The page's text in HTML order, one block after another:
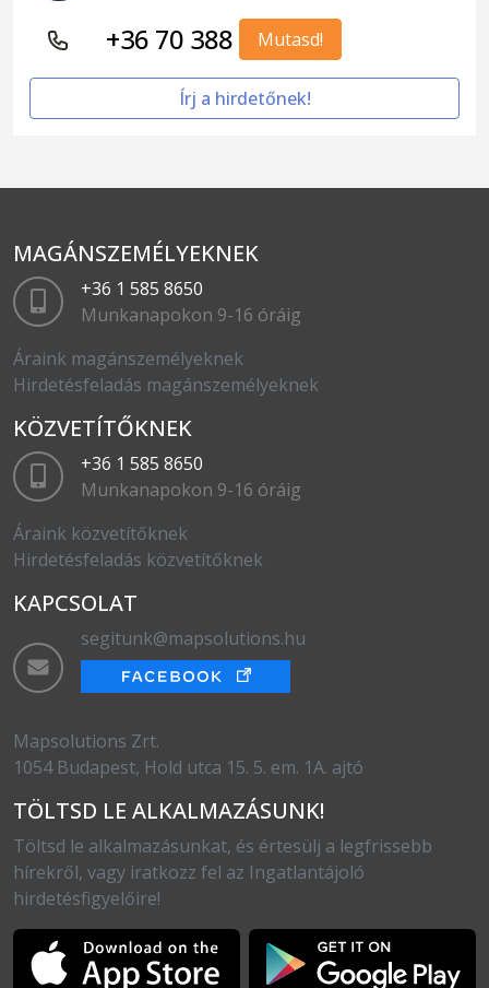
+36 70 388 Mutasd!
Írj a hirdetőnek!
MAGÁNSZEMÉLYEKNEK
+36 1 585 8650
Munkanapokon 9-16 óráig
Áraink magánszemélyeknek
Hirdetésfeladás magánszemélyeknek
KÖZVETÍTŐKNEK
+36 1 585 8650
Munkanapokon 9-16 óráig
Áraink közvetítőknek
Hirdetésfeladás közvetítőknek
KAPCSOLAT
segitunk@mapsolutions.hu
Mapsolutions Zrt.
1054 Budapest, Hold utca 15. 5. em. 1A. ajtó
TÖLTSD LE ALKALMAZÁSUNK!
Töltsd le alkalmazásunkat, és értesülj a legfrissebb
hírekről, vagy iratkozz fel az Ingatlantájoló
hirdetésfigyelőire!